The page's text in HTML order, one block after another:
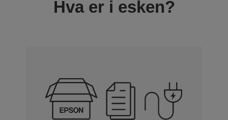
Hva er i esken?